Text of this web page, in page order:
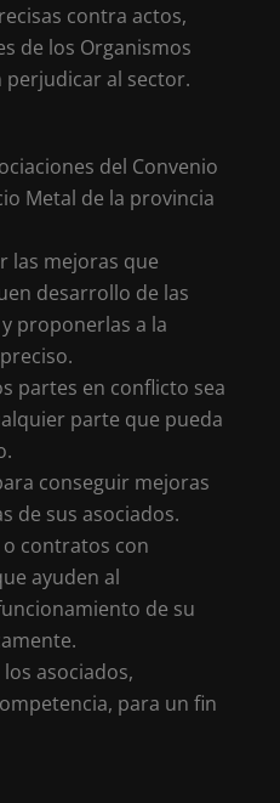
contra actos,
de los Organismos
perjudicar al sector.
del Convenio
Metal de la provincia
las mejoras que
desarrollo de las
proponerlas a la
partes en conflicto sea
parte que pueda
conseguir mejoras
de sus asociados.
contratos con
ayuden al
de su
asociados,
para un fin